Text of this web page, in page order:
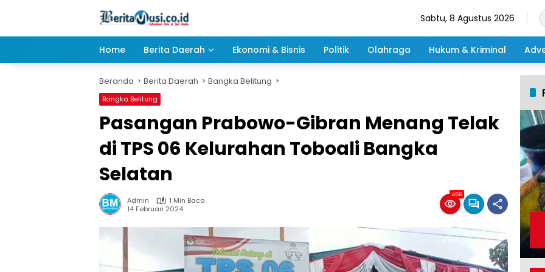
Sabtu, 8 Agustus 2026
Home Berita Daerah Ekonomi & Bisnis Politik Olahraga Hukum & Kriminal
Beranda Berita Daerah Bangka Belitung
Bangka Belitung
Pasangan Prabowo-Gibran Menang Telak
di TPS 06 Kelurahan Toboali Bangka
Selatan
Admin
1 Min Baca
14 Februari 2024
466